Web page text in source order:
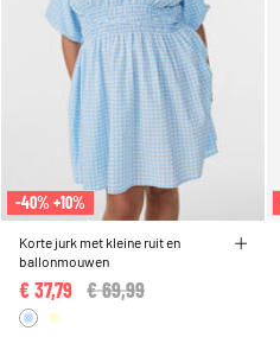
-40% +10%
Korte jurk met kleine ruit en
ballonmouwen
Price reduced from
€ 69,99
€ 37,79